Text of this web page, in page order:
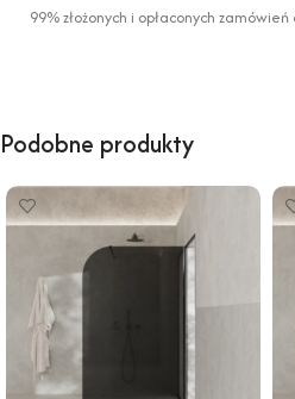
99% złożonych i opłaconych
Podobne produkty